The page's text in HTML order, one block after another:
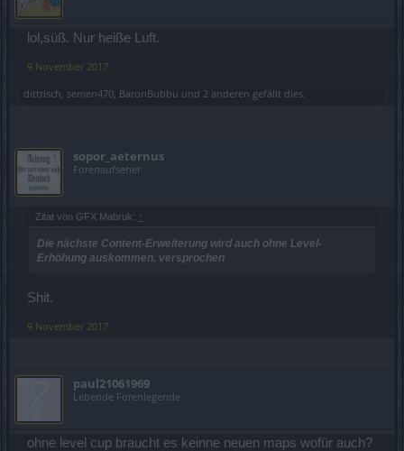
lol,süß. Nur heiße Luft.
9 November 2017
dittrisch, semen470, BaronBubbu und 2 anderen gefällt dies.
sopor_aeternus
Forenaufseher
Zitat von GFX Mabruk: ↑
Die nächste Content-Erweiterung wird auch ohne Level-
Erhöhung auskommen, versprochen
Shit.
9 November 2017
paul21061969
Lebende Forenlegende
ohne level cup braucht es keinne neuen maps wofür auch?